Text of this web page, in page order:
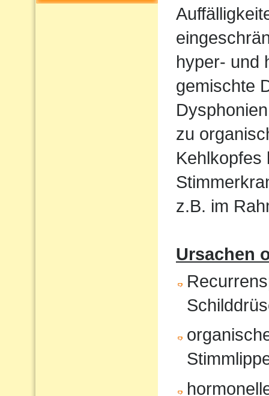
hyper- und
gemischte
zu
Kehlkopfes
z.B. im
Ursachen